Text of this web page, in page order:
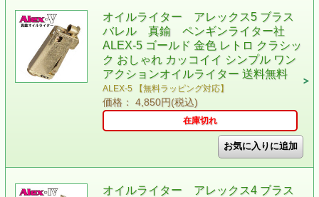
オイルライター アレックス5 ブラス
バレル 真鍮 ペンギンライター社
ALEX-5 ゴールド 金色 レトロ クラシッ
ク おしゃれ カッコイイ シンプル ワン
アクションオイルライター 送料無料
ALEX-5 【無料ラッピング対応】
価格： 4,850円(税込)
在庫切れ
オイルライター アレックス4 ブラス